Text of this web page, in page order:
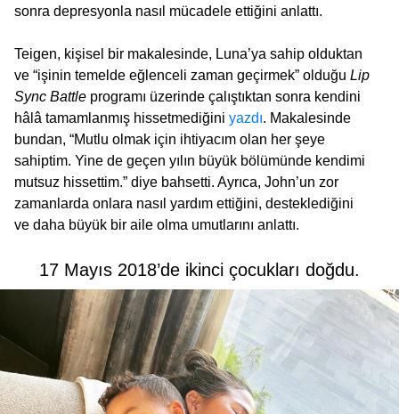
sonra depresyonla nasıl mücadele ettiğini anlattı.
Teigen, kişisel bir makalesinde, Luna’ya sahip olduktan
ve “işinin temelde eğlenceli zaman geçirmek” olduğu Lip
Sync Battle programı üzerinde çalıştıktan sonra kendini
hâlâ tamamlanmış hissetmediğini yazdı. Makalesinde
bundan, “Mutlu olmak için ihtiyacım olan her şeye
sahiptim. Yine de geçen yılın büyük bölümünde kendimi
mutsuz hissettim.” diye bahsetti. Ayrıca, John’un zor
zamanlarda onlara nasıl yardım ettiğini, desteklediğini
ve daha büyük bir aile olma umutlarını anlattı.
17 Mayıs 2018’de ikinci çocukları doğdu.